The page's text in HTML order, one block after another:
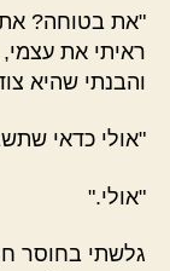
"את בטוחה? את
ראיתי את עצמי,
והבנתי שהיא
"אולי כדאי
"אולי."
גלשתי בחוסר